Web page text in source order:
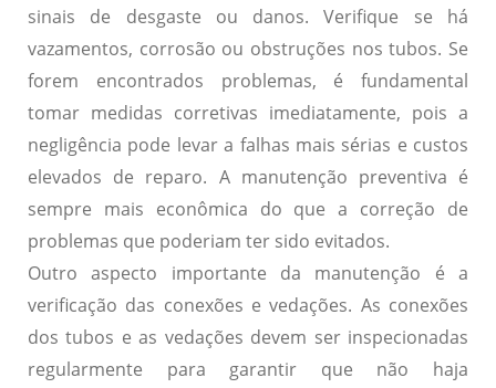
sinais de desgaste ou danos. Verifique se há
vazamentos, corrosão ou obstruções nos tubos. Se
forem encontrados problemas, é fundamental
tomar medidas corretivas imediatamente, pois a
negligência pode levar a falhas mais sérias e custos
elevados de reparo. A manutenção preventiva é
sempre mais econômica do que a correção de
problemas que poderiam ter sido evitados.
Outro aspecto importante da manutenção é a
verificação das conexões e vedações. As conexões
dos tubos e as vedações devem ser inspecionadas
regularmente para garantir que não haja